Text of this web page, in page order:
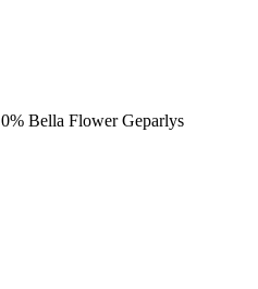
0% Bella Flower Geparlys